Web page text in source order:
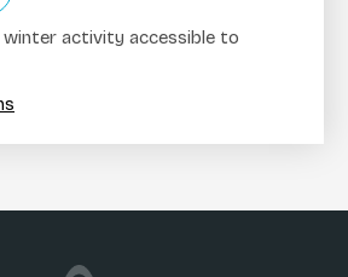
winter activity accessible to